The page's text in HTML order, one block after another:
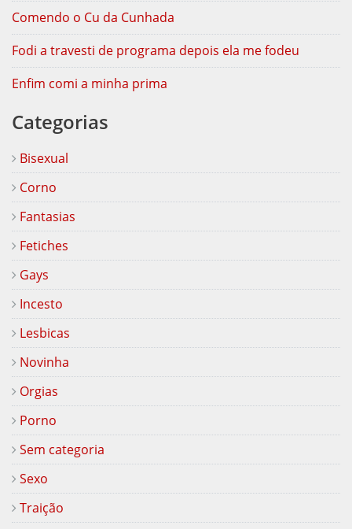
Comendo o Cu da Cunhada
Fodi a travesti de programa depois ela me fodeu
Enfim comi a minha prima
Categorias
Bisexual
Corno
Fantasias
Fetiches
Gays
Incesto
Lesbicas
Novinha
Orgias
Porno
Sem categoria
Sexo
Traição